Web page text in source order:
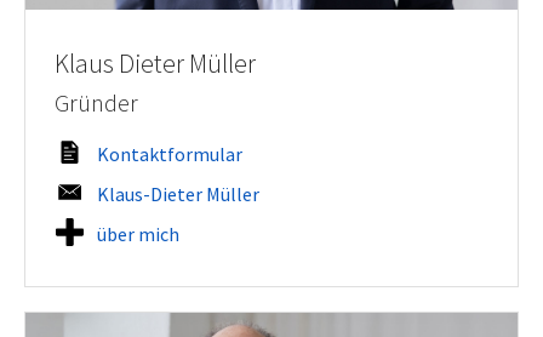
Klaus Dieter Müller
Gründer
Kontaktformular
Klaus-Dieter Müller
über mich